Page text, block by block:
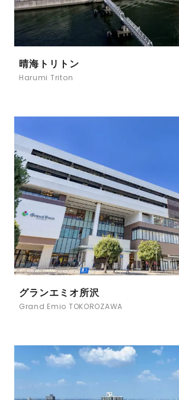
晴海トリトン
Harumi Triton
グランエミオ所沢
Grand Emio TOKOROZAWA